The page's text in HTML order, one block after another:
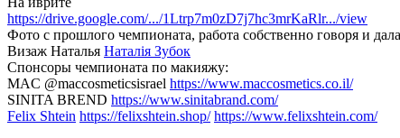
https://drive.google.com/.../1Ltrp7m0zD7j7hc3mrKaRlr.../view
Фото с прошлого чемпионата, работа собственно говоря и
Визаж Наталья Наталія Зубок
Спонсоры чемпионата по макияжу:
MAC @maccosmeticsisrael https://www.maccosmetics.co.il/
SINITA BREND https://www.sinitabrand.com/
Felix Shtein https://felixshtein.shop/ https://www.felixshtein.com/